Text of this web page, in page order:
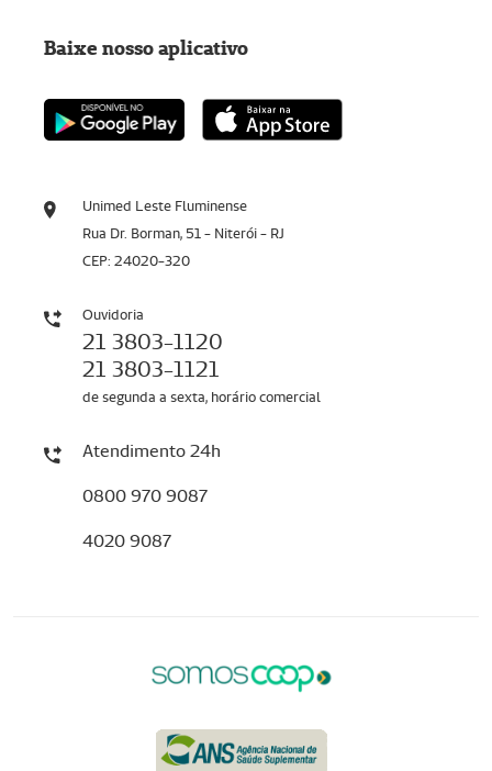
Unimed Leste Fluminense
Rua Dr. Borman, 51 - Niterói - RJ
CEP: 24020-320
Ouvidoria
21 3803-1120
21 3803-1121
de segunda a sexta, horário comercial
Atendimento 24h
0800 970 9087
4020 9087
Baixe nosso aplicativo